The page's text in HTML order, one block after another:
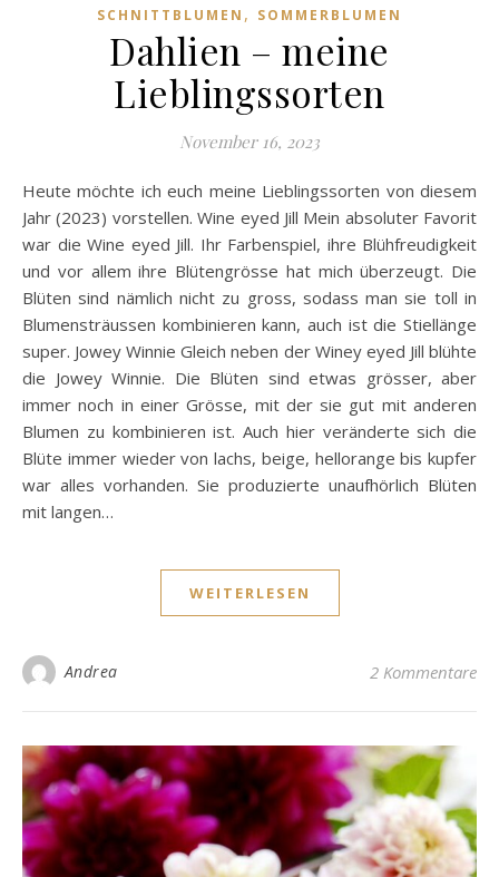
SCHNITTBLUMEN , SOMMERBLUMEN
Dahlien – meine
Lieblingssorten
November 16, 2023
Heute möchte ich euch meine Lieblingssorten von diesem
Jahr (2023) vorstellen. Wine eyed Jill Mein absoluter Favorit
war die Wine eyed Jill. Ihr Farbenspiel, ihre Blühfreudigkeit
und vor allem ihre Blütengrösse hat mich überzeugt. Die
Blüten sind nämlich nicht zu gross, sodass man sie toll in
Blumensträussen kombinieren kann, auch ist die Stiellänge
super. Jowey Winnie Gleich neben der Winey eyed Jill blühte
die Jowey Winnie. Die Blüten sind etwas grösser, aber
immer noch in einer Grösse, mit der sie gut mit anderen
Blumen zu kombinieren ist. Auch hier veränderte sich die
Blüte immer wieder von lachs, beige, hellorange bis kupfer
war alles vorhanden. Sie produzierte unaufhörlich Blüten
mit langen…
WEITERLESEN
Andrea 2 Kommentare